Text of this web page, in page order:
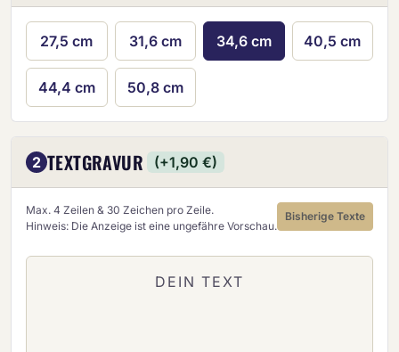
27,5 cm 31,6 cm 34,6 cm 40,5 cm
44,4 cm 50,8 cm
2 TEXTGRAVUR (+1,90 €)
Max. 4 Zeilen & 30 Zeichen pro Zeile.
Hinweis: Die Anzeige ist eine ungefähre Vorschau.
Bisherige Texte